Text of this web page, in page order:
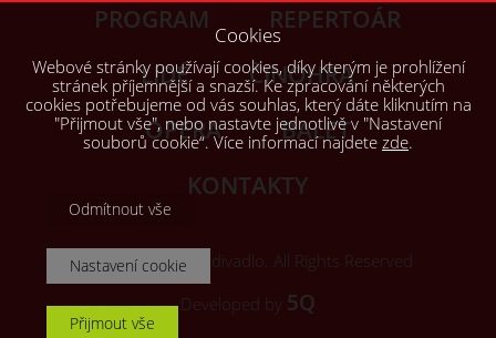
PROGRAM
REPERTOÁR
LIDÉ
ČINOHRA
OPERA
BALET
KONTAKTY
© 2026, Šaldovo divadlo. All Rights Reserved
Developed by 5Q
Cookies
Webové stránky používají cookies, díky kterým je prohlížení
stránek příjemnější a snazší. Ke zpracování některých
cookies potřebujeme od vás souhlas, který dáte kliknutím na
"Přijmout vše", nebo nastavte jednotlivě v "Nastavení
souborů cookie“. Více informací najdete zde.
Odmítnout vše
Nastavení cookie
Přijmout vše